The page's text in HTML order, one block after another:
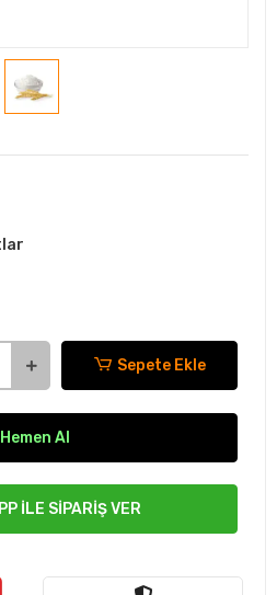
Sepete Ekle
Hemen Al
İLE SİPARİŞ VER